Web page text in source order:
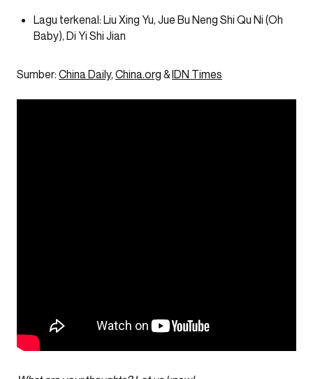
Lagu terkenal: Liu Xing Yu, Jue Bu Neng Shi Qu Ni (Oh
Baby), Di Yi Shi Jian
Sumber: China Daily, China.org &IDN Times